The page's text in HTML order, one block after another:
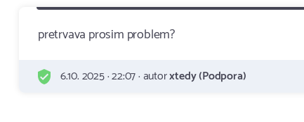
pretrvava prosim problem?
6.10. 2025 · 22:07 · autorxtedy (Podpora)